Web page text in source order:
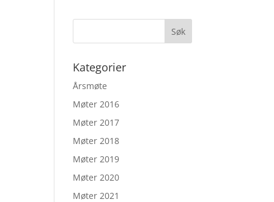
Kategorier
Årsmøte
Møter 2016
Møter 2017
Møter 2018
Møter 2019
Møter 2020
Møter 2021